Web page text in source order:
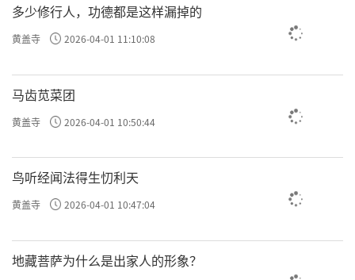
多少修行人，功德都是这样漏掉的
黄盖寺 2026-04-01 11:10:08
马齿苋菜团
黄盖寺 2026-04-01 10:50:44
鸟听经闻法得生忉利天
黄盖寺 2026-04-01 10:47:04
地藏菩萨为什么是出家人的形象？